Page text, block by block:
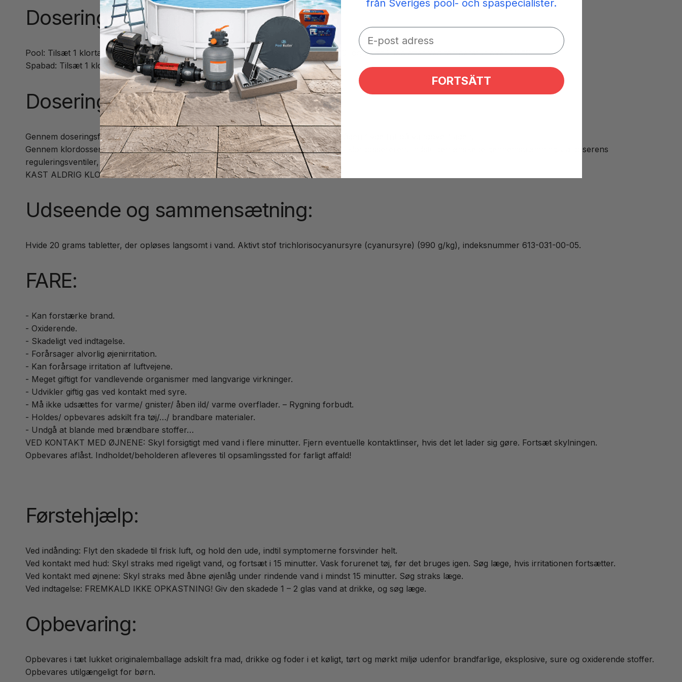
Doseringsanvisning:
Pool: Tilsæt 1 klortablet per 3 m3 vand hver 5. – 8. dag ved temperatur under 25 °C, og tilsæt 2 tabletter ved temperatur over 25 °C.
Spabad: Tilsæt 1 klortablet per 1 m3 vand hver 5. – 8. dag
Doseringsmåde:
Gennem doseringsflåd: læg den nødvendige tabletmængde i doseringsflåden. Lad flåden flyde frit på vandoverfladen.
Gennem klordosserer indbygget i returledning: læg den nødvendige tabletmængde i klordossereren. Indstil den ønskede gennemstrømning via doserens
reguleringsventiler, så den korrekte klorværdi opnås.
KAST ALDRIG KLORTABLETTER DIREKTE I POOLEN!
Udseende og sammensætning:
Hvide 20 grams tabletter, der opløses langsomt i vand. Aktivt stof trichlorisocyanursyre (cyanursyre) (990 g/kg), indeksnummer 613-031-00-05.
FARE:
- Kan forstærke brand.
- Oxiderende.
- Skadeligt ved indtagelse.
- Forårsager alvorlig øjenirritation.
- Kan forårsage irritation af luftvejene.
- Meget giftigt for vandlevende organismer med langvarige virkninger.
- Udvikler giftig gas ved kontakt med syre.
- Må ikke udsættes for varme/ gnister/ åben ild/ varme overflader. – Rygning forbudt.
- Holdes/ opbevares adskilt fra tøj/…/ brandbare materialer.
- Undgå at blande med brændbare stoffer…
VED KONTAKT MED ØJNENE: Skyl forsigtigt med vand i flere minutter. Fjern eventuelle kontaktlinser, hvis det let lader sig gøre. Fortsæt skylningen.
Opbevares aflåst. Indholdet/beholderen afleveres til opsamlingssted for farligt affald!
Førstehjælp:
Ved indånding: Flyt den skadede til frisk luft, og hold den ude, indtil symptomerne forsvinder helt.
Ved kontakt med hud: Skyl straks med rigeligt vand, og fortsæt i 15 minutter. Vask forurenet tøj, før det bruges igen. Søg læge, hvis irritationen fortsætter.
Ved kontakt med øjnene: Skyl straks med åbne øjenlåg under rindende vand i mindst 15 minutter. Søg straks læge.
Ved indtagelse: FREMKALD IKKE OPKASTNING! Giv den skadede 1 – 2 glas vand at drikke, og søg læge.
Opbevaring:
Opbevares i tæt lukket originalemballage adskilt fra mad, drikke og foder i et køligt, tørt og mørkt miljø udenfor brandfarlige, eksplosive, sure og oxiderende stoffer.
Opbevares utilgængeligt for børn.
från Sveriges pool- och spaspecialister.
FORTSÄTT